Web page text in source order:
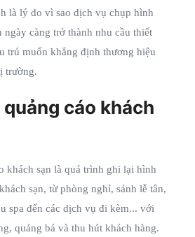
là lý do vì sao dịch vụ chụp hình
ngày càng trở thành nhu cầu thiết
trú muốn khẳng định thương hiệu
trường.
cáo khách
khách sạn là quá trình ghi lại hình
sạn, từ phòng nghỉ, sảnh lễ tân,
spa đến các dịch vụ đi kèm... với
quảng bá và thu hút khách hàng.